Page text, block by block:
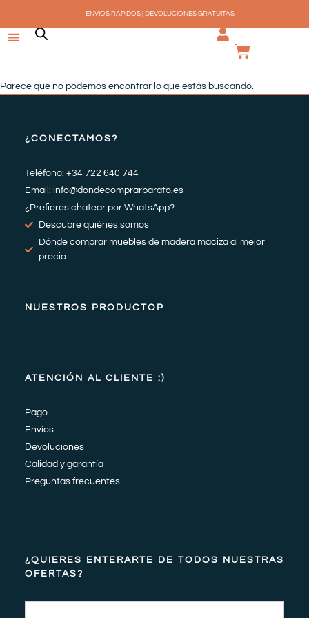
contenido
ENVÍOS RÁPIDOS | DEVOLUCIONES GRATUITAS
Parece que no podemos encontrar lo que estás buscando.
¿CONECTAMOS?
Teléfono: +34 722 640 744
Email: info@dondecomprarbarato.es
¿Prefieres chatear por WhatsApp?
Descubre quiénes somos
Dónde comprar muebles de madera maciza al mejor
precio
NUESTROS PRODUCTOP
ATENCIÓN AL CLIENTE :)
Pago
Envíos
Devoluciones
Calidad y garantía
Preguntas frecuentes
¿QUIERES ENTERARTE DE TODOS NUESTRAS
OFERTAS?